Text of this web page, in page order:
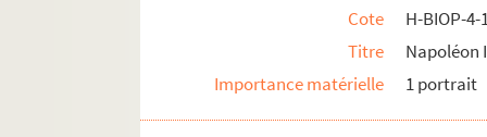
Cote
H-BIOP-4-
Titre
Napoléon
Importance matérielle
1 portrait